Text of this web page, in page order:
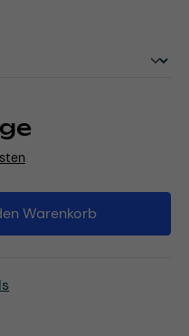
gewünschten
Warenkorb